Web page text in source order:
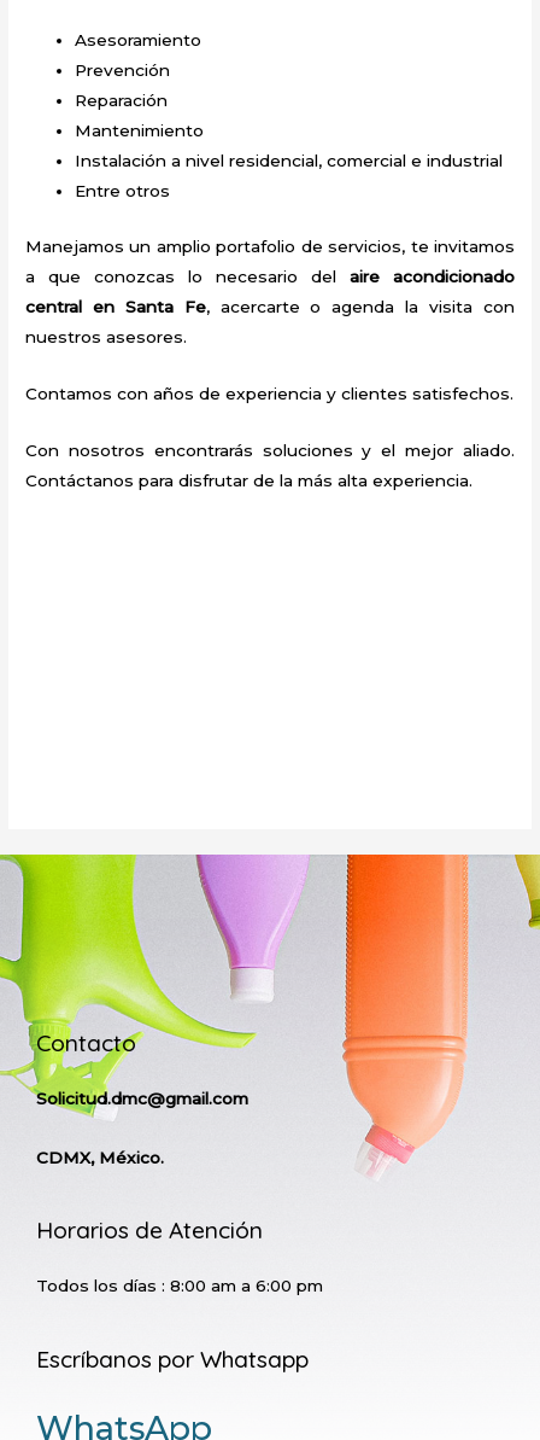
Asesoramiento
Prevención
Reparación
Mantenimiento
Instalación a nivel residencial, comercial e industrial
Entre otros
Manejamos un amplio portafolio de servicios, te invitamos
a que conozcas lo necesario del aire acondicionado
central en Santa Fe, acercarte o agenda la visita con
nuestros asesores.
Contamos con años de experiencia y clientes satisfechos.
Con nosotros encontrarás soluciones y el mejor aliado.
Contáctanos para disfrutar de la más alta experiencia.
Contacto
Solicitud.dmc@gmail.com
CDMX, México.
Horarios de Atención
Todos los días : 8:00 am a 6:00 pm
Escríbanos por Whatsapp
WhatsApp